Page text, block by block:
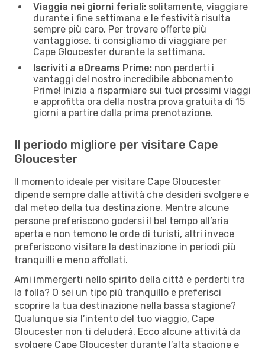
Viaggia nei giorni feriali: solitamente, viaggiare
durante i fine settimana e le festività risulta
sempre più caro. Per trovare offerte più
vantaggiose, ti consigliamo di viaggiare per
Cape Gloucester durante la settimana.
Iscriviti a eDreams Prime: non perderti i
vantaggi del nostro incredibile abbonamento
Prime! Inizia a risparmiare sui tuoi prossimi viaggi
e approfitta ora della nostra prova gratuita di 15
giorni a partire dalla prima prenotazione.
Il periodo migliore per visitare Cape
Gloucester
Il momento ideale per visitare Cape Gloucester
dipende sempre dalle attività che desideri svolgere e
dal meteo della tua destinazione. Mentre alcune
persone preferiscono godersi il bel tempo all’aria
aperta e non temono le orde di turisti, altri invece
preferiscono visitare la destinazione in periodi più
tranquilli e meno affollati.
Ami immergerti nello spirito della città e perderti tra
la folla? O sei un tipo più tranquillo e preferisci
scoprire la tua destinazione nella bassa stagione?
Qualunque sia l’intento del tuo viaggio, Cape
Gloucester non ti deluderà. Ecco alcune attività da
svolgere Cape Gloucester durante l’alta stagione e